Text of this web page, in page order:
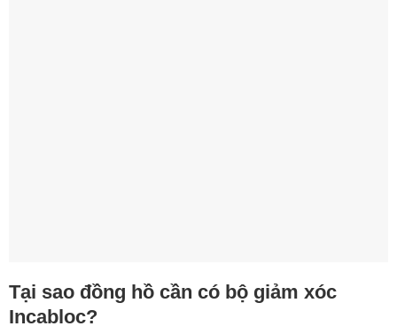
Tại sao đồng hồ cần có bộ giảm xóc
Incabloc?